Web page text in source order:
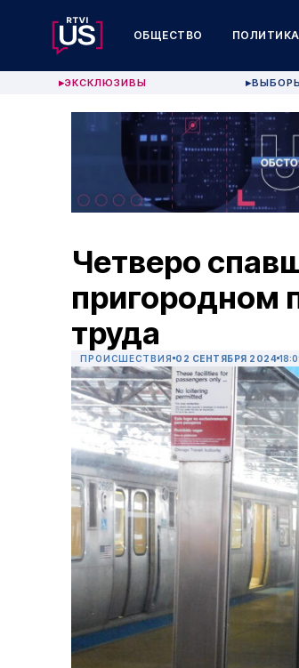
ОБЩЕСТВО ПОЛИТИКА
▶ЭКСКЛЮЗИВЫ ▶
Четверо
пригородном
труда
ПРОИСШЕСТВИЯ 02 СЕНТЯБРЯ 2024